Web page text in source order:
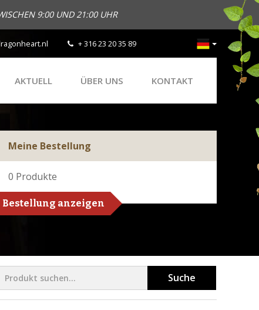
9:00 UND 21:00 UHR
+ 316 23 20 35 89
AKTUELL ÜBER UNS KONTAKT
Meine Bestellung
0 Produkte
Bestellung anzeigen
Suche